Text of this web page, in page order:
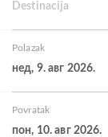
Destinacija
Polazak
нед, 9. авг 2026.
Povratak
пон, 10. авг 2026.